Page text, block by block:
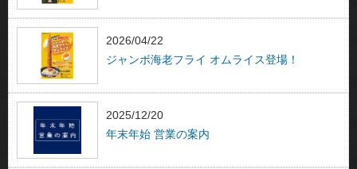
2026/04/22
ジャンボ海老フライ オムライス登場！
2025/12/20
年末年始 営業の案内